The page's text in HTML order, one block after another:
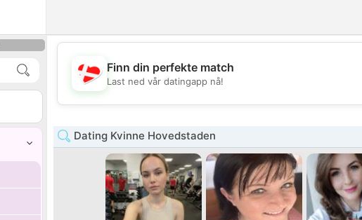
💖
💕
Finn din perfekte match
Last ned vår datingapp nå!
Dating Kvinne Hovedstaden